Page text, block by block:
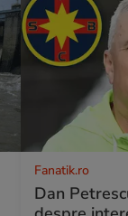
Fanatik.ro
Dan